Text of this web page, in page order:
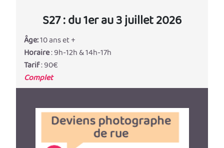
S27 : du 1er au 3 juillet 2026
Âge:10 ans et +
Horaire: 9h-12h & 14h-17h
Tarif: 90€
Complet